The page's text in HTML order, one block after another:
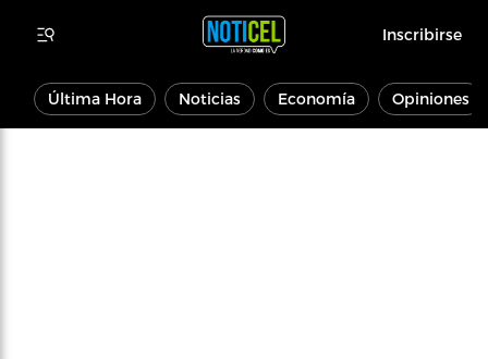
Inscribirse
Última Hora Noticias Economía Opiniones